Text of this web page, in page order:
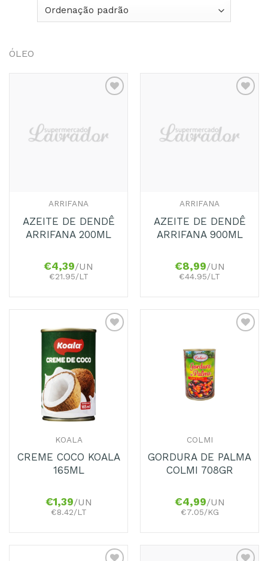
ÓLEO
ARRIFANA
AZEITE DE DENDÊ
ARRIFANA 200ML
€4,39/UN
€21.95/LT
ARRIFANA
AZEITE DE DENDÊ
ARRIFANA 900ML
€8,99/UN
€44.95/LT
KOALA
CREME COCO KOALA
165ML
€1,39/UN
€8.42/LT
COLMI
GORDURA DE PALMA
COLMI 708GR
€4,99/UN
€7.05/KG